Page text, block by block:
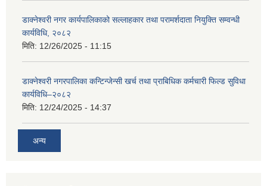
डाक्नेश्वरी नगर कार्यपालिकाको सल्लाहकार तथा परामर्शदाता नियुक्ति सम्वन्धी
कार्यविधि, २०८२
मिति: 12/26/2025 - 11:15
डाक्नेश्वरी नगरपालिका कन्टिन्जेन्सी खर्च तथा प्राबिधिक कर्मचारी फिल्ड सुविधा
कार्यविधि–२०८२
मिति: 12/24/2025 - 14:37
अन्य